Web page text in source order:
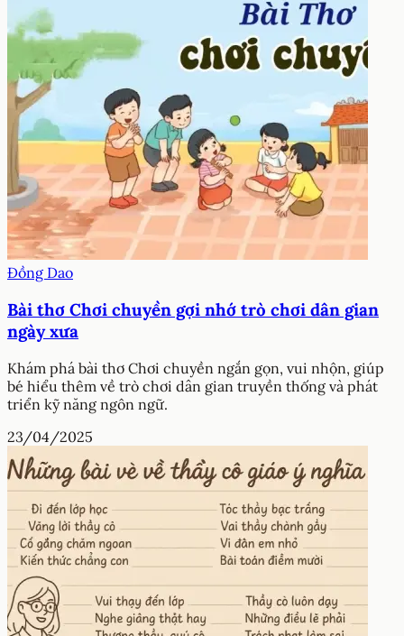
Đồng Dao
Bài thơ Chơi chuyền gợi nhớ trò chơi dân gian
ngày xưa
Khám phá bài thơ Chơi chuyền ngắn gọn, vui nhộn, giúp
bé hiểu thêm về trò chơi dân gian truyền thống và phát
triển kỹ năng ngôn ngữ.
23/04/2025